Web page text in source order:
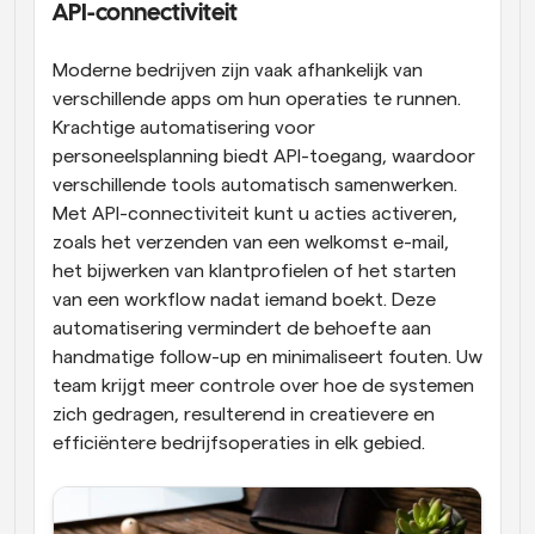
API-connectiviteit
Moderne bedrijven zijn vaak afhankelijk van
verschillende apps om hun operaties te runnen.
Krachtige automatisering voor
personeelsplanning biedt API-toegang, waardoor
verschillende tools automatisch samenwerken.
Met API-connectiviteit kunt u acties activeren,
zoals het verzenden van een welkomst e-mail,
het bijwerken van klantprofielen of het starten
van een workflow nadat iemand boekt. Deze
automatisering vermindert de behoefte aan
handmatige follow-up en minimaliseert fouten. Uw
team krijgt meer controle over hoe de systemen
zich gedragen, resulterend in creatievere en
efficiëntere bedrijfsoperaties in elk gebied.